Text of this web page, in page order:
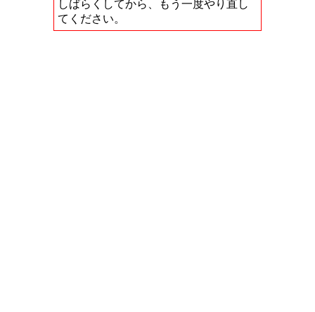
しばらくしてから、もう一度やり直し
てください。